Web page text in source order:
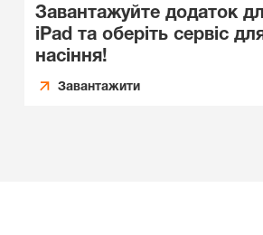
Завантажуйте додаток
iPad та оберіть сервіс
насіння!
Завантажити